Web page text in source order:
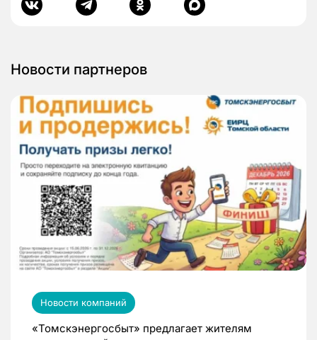
Новости партнеров
Новости компаний
«Томскэнергосбыт» предлагает жителям